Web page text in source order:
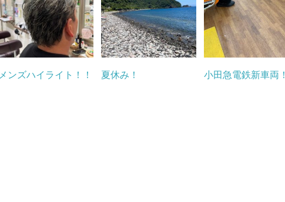
メンズハイライト！！ 夏休み！ 小田急電鉄新車両！